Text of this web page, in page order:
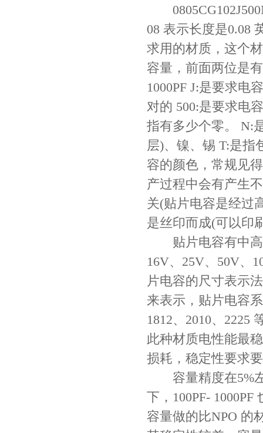
08 表示长度是0.08
求用的材质，这个
容量，前面两位是
1000PF J:是要求电
对的 500:是要求电
指有多少个零。 N:
层)、镍、锡 T:是指
容的颜色，常规见
产过程中会有产生
关(贴片电容是经过
是丝印而成(可以印
贴片电容有中高
16V、25V、50V、
片电容的尺寸表示
来表示，贴片电容
1812、2010、2225
此种材质电性能最
损耗，稳定性要求
容量精度在5%左
下，100PF-
容量做的比NPO 的